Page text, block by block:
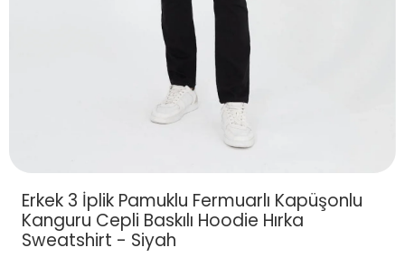
Erkek 3 İplik Pamuklu Fermuarlı Kapüşonlu
Kanguru Cepli Baskılı Hoodie Hırka
Sweatshirt - Siyah